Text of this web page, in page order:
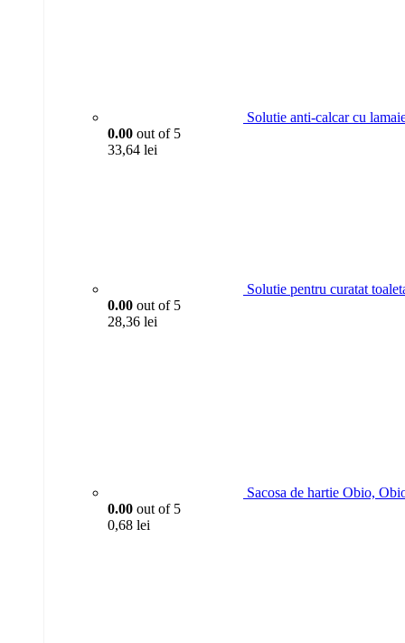
Solutie anti-calcar cu
0.00 out of 5
33,64 lei
Solutie pentru curatat
0.00 out of 5
28,36 lei
Sacosa de hartie Obio,
0.00 out of 5
0,68 lei